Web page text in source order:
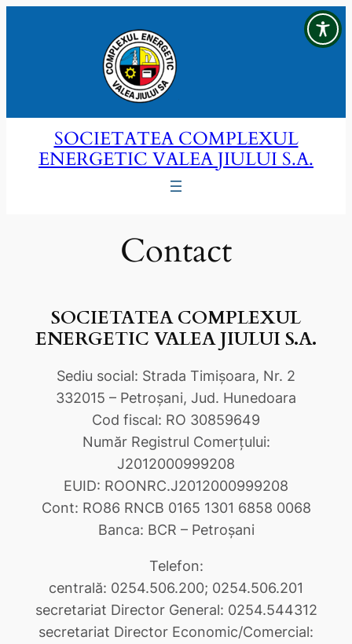
SOCIETATEA COMPLEXUL
ENERGETIC VALEA JIULUI S.A.
Contact
SOCIETATEA COMPLEXUL
ENERGETIC VALEA JIULUI S.A.
Sediu social: Strada Timişoara, Nr. 2
332015 – Petroşani, Jud. Hunedoara
Cod fiscal: RO 30859649
Număr Registrul Comerţului:
J2012000999208
EUID: ROONRC.J2012000999208
Cont: RO86 RNCB 0165 1301 6858 0068
Banca: BCR – Petroşani
Telefon:
centrală: 0254.506.200; 0254.506.201
secretariat Director General: 0254.544312
secretariat Director Economic/Comercial: